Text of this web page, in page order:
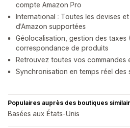
compte Amazon Pro
International : Toutes les devises
d'Amazon supportées
Géolocalisation, gestion des taxes
correspondance de produits
Retrouvez toutes vos commandes
Synchronisation en temps réel des
Populaires auprès des boutiques
Basées aux États-Unis